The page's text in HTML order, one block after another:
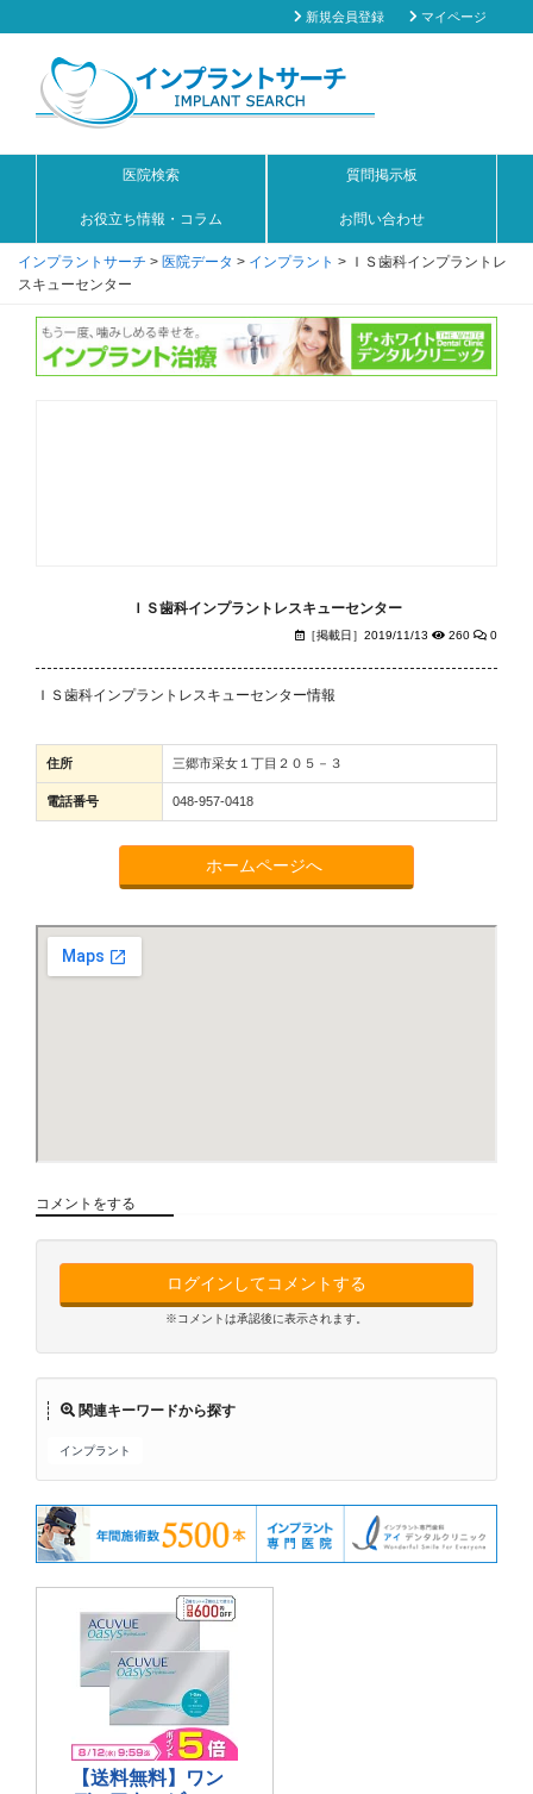
新規会員登録 マイページ
医院検索 質問掲示板
お役立ち情報・コラム お問い合わせ
インプラントサーチ > 医院データ > インプラント > ＩＳ歯科インプラントレ
スキューセンター
ＩＳ歯科インプラントレスキューセンター
［掲載日］2019/11/13 260 0
ＩＳ歯科インプラントレスキューセンター情報
住所 三郷市采女１丁目２０５－３
電話番号 048-957-0418
ホームページへ
コメントをする
ログインしてコメントする
※コメントは承認後に表示されます。
関連キーワードから探す
インプラント